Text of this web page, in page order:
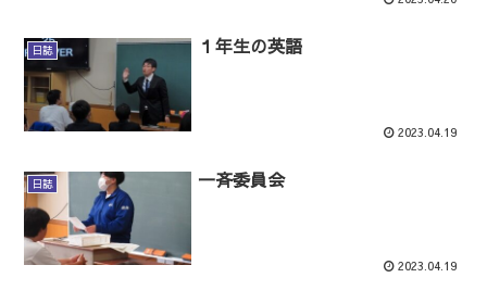
日誌 １年生の英語
2023.04.19
日誌 一斉委員会
2023.04.19